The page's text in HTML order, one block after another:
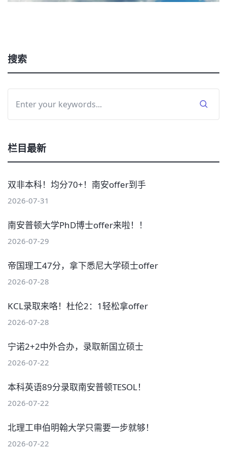
搜索
栏目最新
双非本科！均分70+！南安offer到手
2026-07-31
南安普顿大学PhD博士offer来啦！！
2026-07-29
帝国理工47分，拿下悉尼大学硕士offer
2026-07-28
KCL录取来咯！杜伦2：1轻松拿offer
2026-07-28
宁诺2+2中外合办，录取新国立硕士
2026-07-22
本科英语89分录取南安普顿TESOL！
2026-07-22
北理工申伯明翰大学只需要一步就够！
2026-07-22